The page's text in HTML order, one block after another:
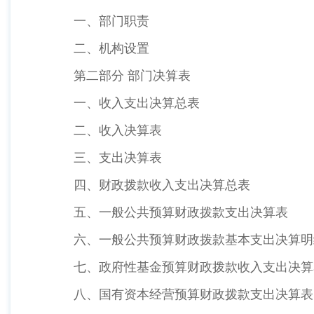
一、部门职责
二、机构设置
第二部分 部门决算表
一、收入支出决算总表
二、收入决算表
三、支出决算表
四、财政拨款收入支出决算总表
五、一般公共预算财政拨款支出决算表
六、一般公共预算财政拨款基本支出决算
七、政府性基金预算财政拨款收入支出决
八、国有资本经营预算财政拨款支出决算表